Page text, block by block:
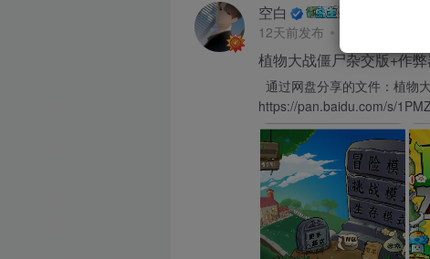
空白
12天前发布
植物大战僵尸杂交版+作
通过网盘分享的文件：植物
https://pan.baidu.com/s/